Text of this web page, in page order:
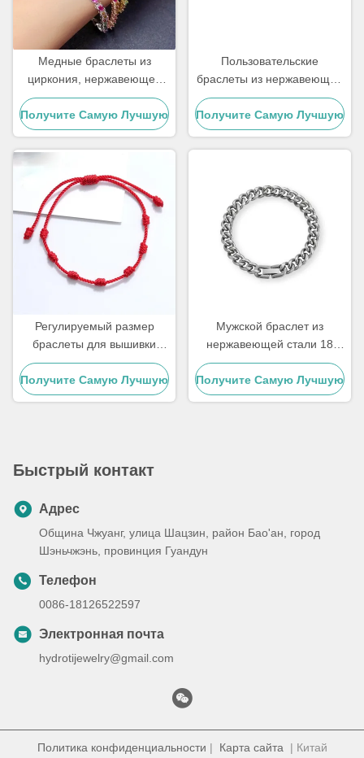
Медные браслеты из
циркония, нержавеющей
стали 18 карат, с золотым
покрытием и
бриллиантами, женский
браслет
Получите Самую Лучшую
Цену
Пользовательские
браслеты из нержавеющей
стали ручной работы,
подарок для пары, мужской
браслет с бусинами из
тигрового глаза
Получите Самую Лучшую
Цену
Регулируемый размер
браслеты для вышивки
браслеты для вязания
браслеты для пары 15 - 30
см
Получите Самую Лучшую
Мужской браслет из
нержавеющей стали 18
карат с кубинским звеном 6
мм 8 мм
Получите Самую Лучшую
Быстрый контакт
Адрес
Община Чжуанг, улица Шацзин, район Бао'ан, город
Шэньчжэнь, провинция Гуандун
Телефон
0086-18126522597
Электронная почта
hydrotijewelry@gmail.com
Политика конфиденциальности | Карта сайта| Китай